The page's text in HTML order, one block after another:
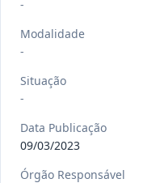
-
-
Modalidade
-
Situação
-
Data Publicação
09/03/2023
Órgão Responsável